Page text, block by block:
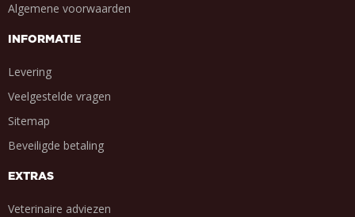
Algemene voorwaarden
INFORMATIE
Levering
Veelgestelde vragen
Sitemap
Beveiligde betaling
EXTRAS
Veterinaire adviezen